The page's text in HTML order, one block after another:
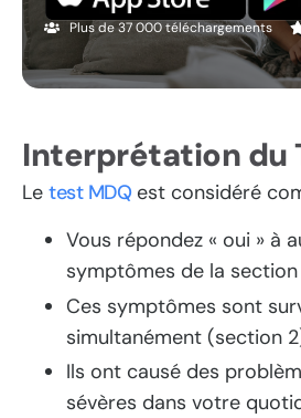
Plus de 37 000 téléchargements
Interprétation du
Le test MDQest considéré
Vous répondez « oui » à
symptômes de la section
Ces symptômes sont
simultanément (section
Ils ont causé des
sévères dans votre